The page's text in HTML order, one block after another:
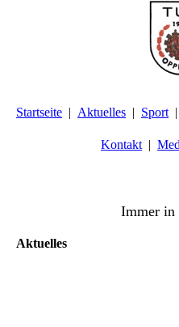
Startseite Aktuelles Sport
Kontakt
Immer in
Aktuelles